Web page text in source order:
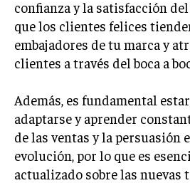
GESTIÓN DE CRISIS
EMPRESAS Y STARTUPS
GESTIÓN DE LA
MÁS
PROYECTOS
GESTIÓN DE
GESTIÓN DE
SUMINISTRO
confianza y la satisfacción
que los clientes felices
embajadores de tu marca y
clientes a través del boca a
Además, es fundamental
adaptarse y aprender
de las ventas y la persuasión
evolución, por lo que es
actualizado sobre las nuevas